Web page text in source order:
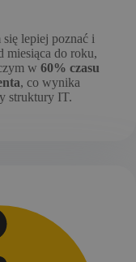
lepiej poznać i
miesiąca do roku,
w 60% czasu
, co wynika
struktury IT.